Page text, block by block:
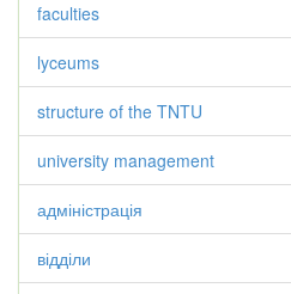
faculties
lyceums
structure of the TNTU
university management
адміністрація
відділи